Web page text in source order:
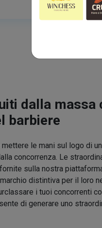
dalla massa
barbiere
le mani sul logo di
concorrenza. Le
sulla nostra
distintiva per il loro
i tuoi concorrenti
di generare uno